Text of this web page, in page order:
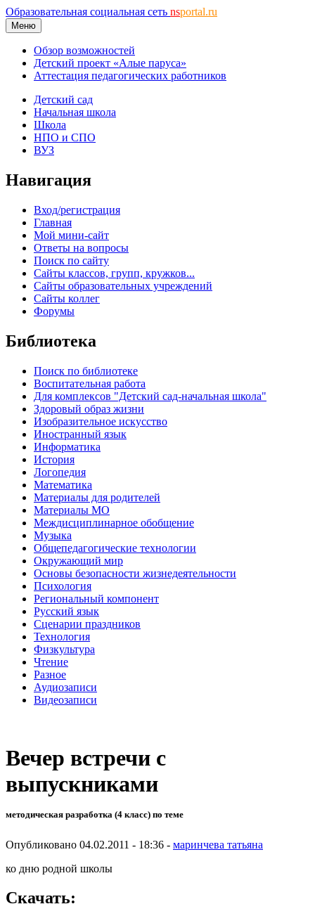
Образовательная социальная сеть nsportal.ru
Меню
Обзор возможностей
Детский проект «Алые паруса»
Аттестация педагогических работников
Детский сад
Начальная школа
Школа
НПО и СПО
ВУЗ
Навигация
Вход/регистрация
Главная
Мой мини-сайт
Ответы на вопросы
Поиск по сайту
Сайты классов, групп, кружков...
Сайты образовательных учреждений
Сайты коллег
Форумы
Библиотека
Поиск по библиотеке
Воспитательная работа
Для комплексов "Детский сад-начальная школа"
Здоровый образ жизни
Изобразительное искусство
Иностранный язык
Информатика
История
Логопедия
Математика
Материалы для родителей
Материалы МО
Междисциплинарное обобщение
Музыка
Общепедагогические технологии
Окружающий мир
Основы безопасности жизнедеятельности
Психология
Региональный компонент
Русский язык
Сценарии праздников
Технология
Физкультура
Чтение
Разное
Аудиозаписи
Видеозаписи
Вечер встречи с
выпускниками
методическая разработка (4 класс) по теме
Опубликовано 04.02.2011 - 18:36 - маринчева татьяна
ко дню родной школы
Скачать: